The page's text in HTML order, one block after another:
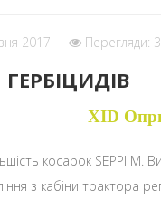
2017 Перегляди:
XID
косарок SEPPI
з кабіни трактора